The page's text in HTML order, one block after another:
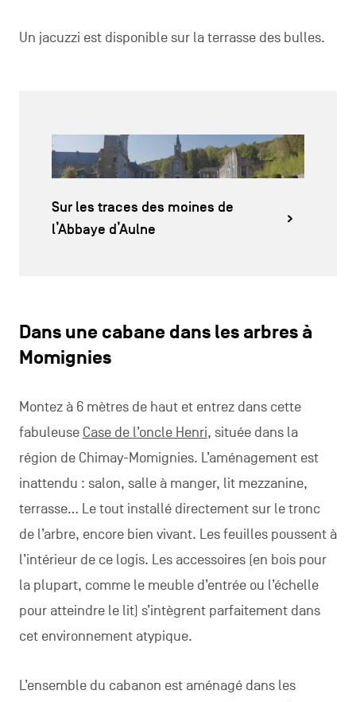
Un jacuzzi est disponible sur la terrasse des bulles.
Sur les traces des moines de
l’Abbaye d’Aulne
Dans une cabane dans les arbres à
Momignies
Montez à 6 mètres de haut et entrez dans cette
fabuleuse Case de l’oncle Henri, située dans la
région de Chimay-Momignies. L’aménagement est
inattendu : salon, salle à manger, lit mezzanine,
terrasse… Le tout installé directement sur le tronc
de l’arbre, encore bien vivant. Les feuilles poussent à
l’intérieur de ce logis. Les accessoires (en bois pour
la plupart, comme le meuble d’entrée ou l’échelle
pour atteindre le lit) s’intègrent parfaitement dans
cet environnement atypique.
L’ensemble du cabanon est aménagé dans les